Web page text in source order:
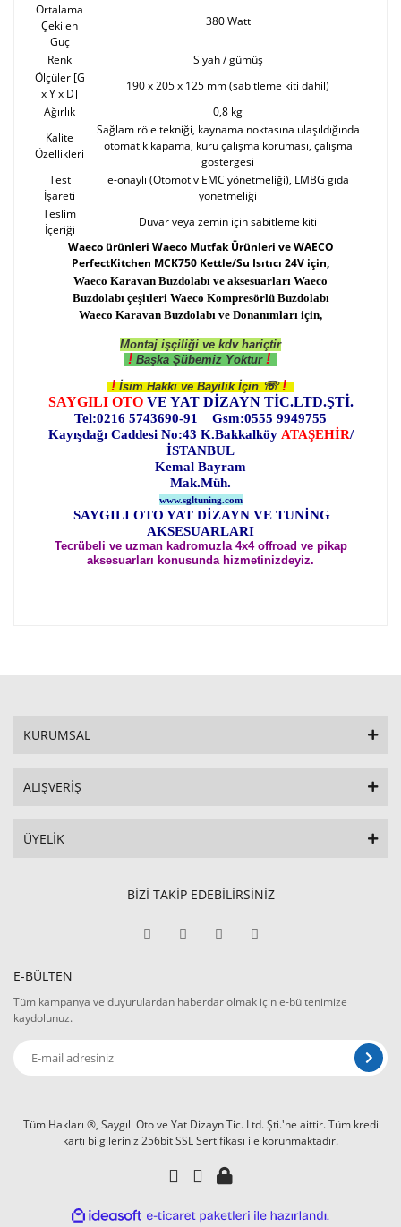
Ortalama
Çekilen
Güç
380 Watt
Renk
Siyah / gümüş
Ölçüler [G
x Y x D]
190 x 205 x 125 mm (sabitleme kiti dahil)
Ağırlık
0,8 kg
Kalite
Özellikleri
Sağlam röle tekniği, kaynama noktasına ulaşıldığında
otomatik kapama, kuru çalışma koruması, çalışma
göstergesi
Test
İşareti
e-onaylı (Otomotiv EMC yönetmeliği), LMBG gıda
yönetmeliği
Teslim
İçeriği
Duvar veya zemin için sabitleme kiti
Waeco ürünleri Waeco Mutfak Ürünleri ve WAECO
PerfectKitchen MCK750 Kettle/Su Isıtıcı 24V için,
Waeco Karavan Buzdolabı ve aksesuarları Waeco
Buzdolabı çeşitleri Waeco Kompresörlü Buzdolabı
Waeco Karavan Buzdolabı ve Donanımları için,
Montaj işçiliği ve kdv hariçtir
! Başka Şübemiz Yoktur !
! İsim Hakkı ve Bayilik İçin☏ !
SAYGILI OTOVE YAT DİZAYN TİC.LTD.ŞTİ.
Tel:0216 5743690-91 Gsm:0555 9949755
Kayışdağı Caddesi No:43 K.Bakkalköy ATAŞEHİR/
İSTANBUL
Kemal Bayram
Mak.Müh.
www.sgltuning.com
SAYGILI OTO YAT DİZAYN VE TUNİNG
AKSESUARLARI
Tecrübeli ve uzman kadromuzla 4x4 offroad ve pikap
aksesuarları konusunda hizmetinizdeyiz.
KURUMSAL
ALIŞVERİŞ
ÜYELİK
BİZİ TAKİP EDEBİLİRSİNİZ
E-BÜLTEN
Tüm kampanya ve duyurulardan haberdar olmak için e-bültenimize
kaydolunuz.
Tüm Hakları ®, Saygılı Oto ve Yat Dizayn Tic. Ltd. Şti.'ne aittir. Tüm kredi
kartı bilgileriniz 256bit SSL Sertifikası ile korunmaktadır.
ideasoft
e-